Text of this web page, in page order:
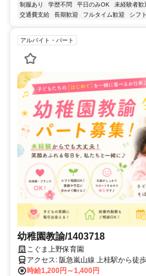
制服あり 学歴不問 平日のみOK 未経験者歓
交通費支給
長期歓迎 フルタイム歓迎 シフ
アルバイト・パート
幼稚園教諭/1403718
こぐま上野保育園
アクセス: 阪急嵐山線 上桂駅から徒歩で17分 阪急嵐山線 松尾大社駅
から徒歩で20分
時給1,200円～1,400円